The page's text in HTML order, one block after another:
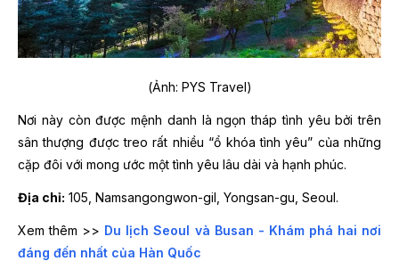
(Ảnh: PYS Travel)
Nơi này còn được mệnh danh là ngọn tháp tình yêu bởi trên
sân thượng được treo rất nhiều “ổ khóa tình yêu” của những
cặp đôi với mong ước một tình yêu lâu dài và hạnh phúc.
Địa chỉ: 105, Namsangongwon-gil, Yongsan-gu, Seoul.
Xem thêm >> Du lịch Seoul và Busan - Khám phá hai nơi
đáng đến nhất của Hàn Quốc